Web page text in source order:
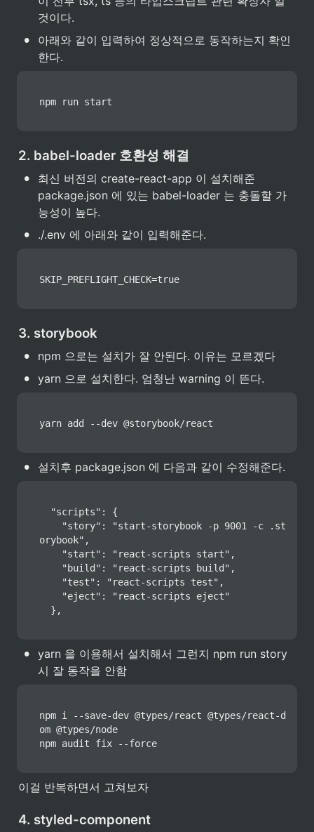
것이다.
•
아래와 같이 입력하여 정상적으로 동작하는지 확인
한다.
npm run start
2. babel-loader 호환성 해결
•
최신 버전의 create-react-app 이 설치해준
package.json 에 있는 babel-loader 는 충돌할 가
능성이 높다.
• ./.env 에 아래와 같이 입력해준다.
SKIP_PREFLIGHT_CHECK=true
3. storybook
• npm 으로는 설치가 잘 안된다. 이유는 모르겠다
• yarn 으로 설치한다. 엄청난 warning 이 뜬다.
yarn add --dev @storybook/react
• 설치후 package.json 에 다음과 같이 수정해준다.
orybook",
  },
• yarn 을 이용해서 설치해서 그런지 npm run story
시 잘 동작을 안함
npm i --save-dev @types/react @types/react-d
om @types/node
npm audit fix --force
이걸 반복하면서 고쳐보자
4. styled-component